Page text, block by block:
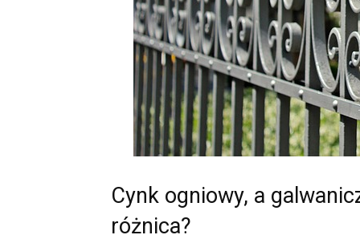
Cynk ogniowy, a
różnica?